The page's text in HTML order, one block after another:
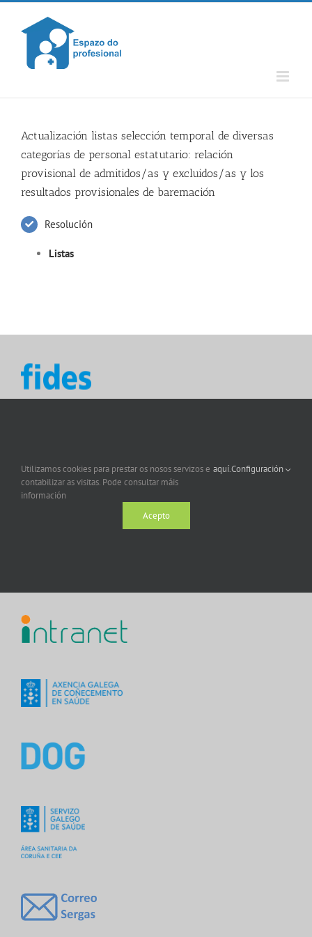
Skip
content
Actualización listas selección temporal de diversas
categorías de personal estatutario: relación
provisional de admitidos/as y excluidos/as y los
resultados provisionales de baremación
Resolución
Listas
Utilizamos cookies para prestar os nosos servizos e
contabilizar as visitas. Pode consultar máis
información
aquí.Configuración
Acepto